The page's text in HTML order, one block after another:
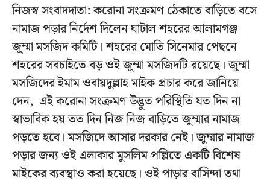
নিজস্ব সংবাদদাতা: করোনা সংক্রমণ ঠেকাতে বাড়িতে বসে
নামাজ পড়ার নির্দেশ দিলেন ঘাটাল শহরের আলামগঞ্জ
জু্ম্মা মসজিদ কমিটি। শহরের মোতি সিনেমার পেছনে
শহরের সবচাইতে বড় ওই জুম্মা মসজিদটি রয়েছে। জুম্মা
মসজিদের ইমাম ওবায়দুল্লাহ মাইক প্রচার করে জানিয়ে
দেন, এই করোনা সংক্রমণ উদ্ভুত পরিস্থিতি যত দিন না
স্বাভাবিক হয় তত দিন নিজ নিজ বাড়িতে জুম্মার নামাজ
পড়তে হবে। মসজিদে আসার দরকার নেই। জুম্মার নামাজ
পড়ার জন্য ওই এলাকার মুসলিম পল্লিতে একটি বিশেষ
মাইকের ব্যবস্থাও করা হয়েছে। ওই পাড়ার বাসিন্দা তথা